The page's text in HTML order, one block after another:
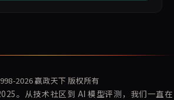
2026赢政天下 版权所有
。从技术社区到 AI 模型评测，我们一直在